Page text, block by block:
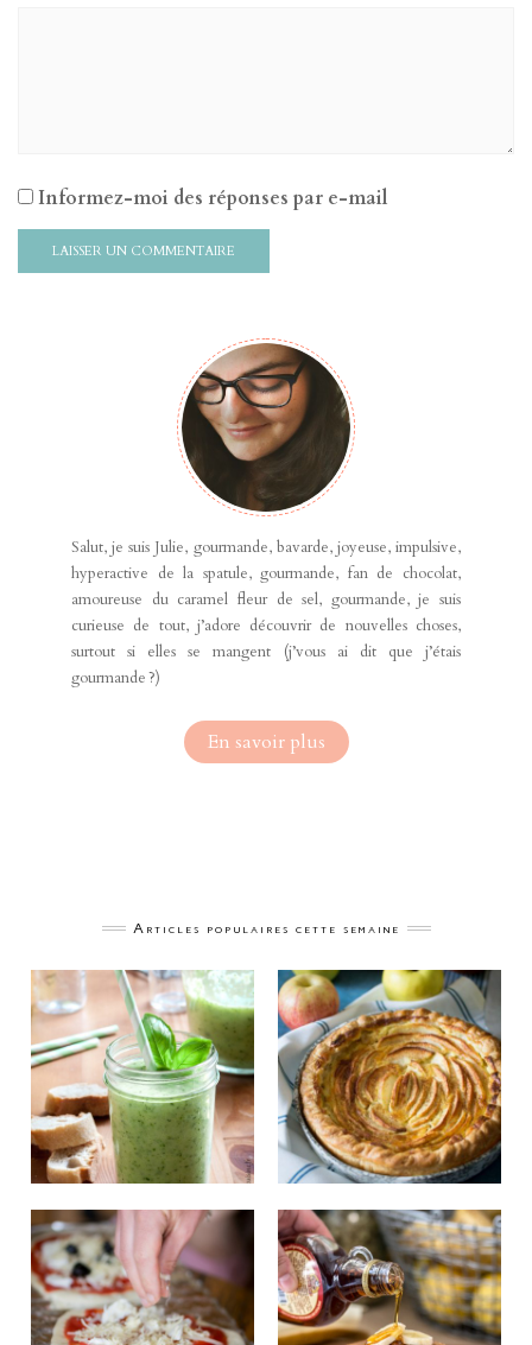
Informez-moi des réponses par e-mail
Salut, je suis Julie, gourmande, bavarde, joyeuse, impulsive,
hyperactive de la spatule, gourmande, fan de chocolat,
amoureuse du caramel fleur de sel, gourmande, je suis
curieuse de tout, j’adore découvrir de nouvelles choses,
surtout si elles se mangent (j’vous ai dit que j’étais
gourmande ?)
En savoir plus
Articles populaires cette semaine